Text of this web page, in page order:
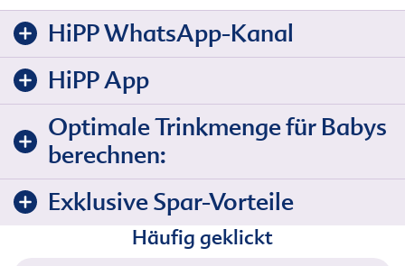
HiPP WhatsApp-Kanal
HiPP App
Optimale Trinkmenge für Babys
berechnen:
Exklusive Spar-Vorteile
Häufig geklickt